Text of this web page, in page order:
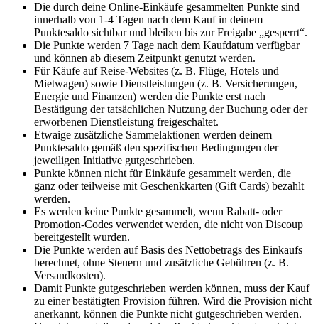
Die durch deine Online-Einkäufe gesammelten Punkte sind
innerhalb von 1-4 Tagen nach dem Kauf in deinem
Punktesaldo sichtbar und bleiben bis zur Freigabe „gesperrt“.
Die Punkte werden 7 Tage nach dem Kaufdatum verfügbar
und können ab diesem Zeitpunkt genutzt werden.
Für Käufe auf Reise-Websites (z. B. Flüge, Hotels und
Mietwagen) sowie Dienstleistungen (z. B. Versicherungen,
Energie und Finanzen) werden die Punkte erst nach
Bestätigung der tatsächlichen Nutzung der Buchung oder der
erworbenen Dienstleistung freigeschaltet.
Etwaige zusätzliche Sammelaktionen werden deinem
Punktesaldo gemäß den spezifischen Bedingungen der
jeweiligen Initiative gutgeschrieben.
Punkte können nicht für Einkäufe gesammelt werden, die
ganz oder teilweise mit Geschenkkarten (Gift Cards) bezahlt
werden.
Es werden keine Punkte gesammelt, wenn Rabatt- oder
Promotion-Codes verwendet werden, die nicht von Discoup
bereitgestellt wurden.
Die Punkte werden auf Basis des Nettobetrags des Einkaufs
berechnet, ohne Steuern und zusätzliche Gebühren (z. B.
Versandkosten).
Damit Punkte gutgeschrieben werden können, muss der Kauf
zu einer bestätigten Provision führen. Wird die Provision nicht
anerkannt, können die Punkte nicht gutgeschrieben werden.